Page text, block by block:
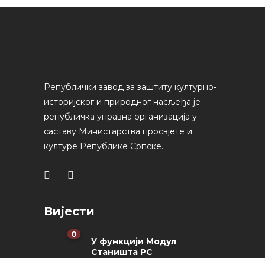
Републички завод за заштиту културно-
историјског и природног насљеђа је
републичка управна организација у
саставу Министарства просвјете и
културе Републике Српске.
Вијести
0
У функцији Модул
Станишта РС